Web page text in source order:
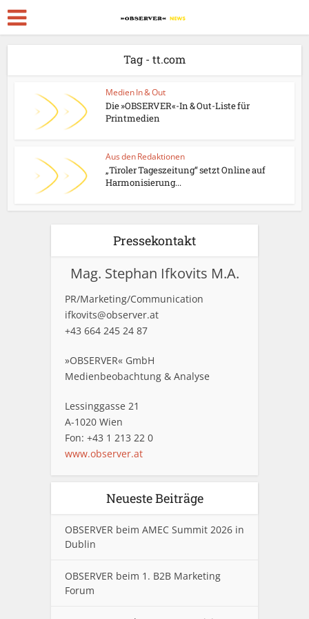
Tag - tt.com
Medien In & Out
Die »OBSERVER«-In & Out-Liste für
Printmedien
Aus den Redaktionen
„Tiroler Tageszeitung“ setzt Online auf
Harmonisierung...
Pressekontakt
Mag. Stephan Ifkovits M.A.
PR/Marketing/Communication
ifkovits@observer.at
+43 664 245 24 87
»OBSERVER« GmbH
Medienbeobachtung & Analyse
Lessinggasse 21
A-1020 Wien
Fon: +43 1 213 22 0
www.observer.at
Neueste Beiträge
OBSERVER beim AMEC Summit 2026 in
Dublin
OBSERVER beim 1. B2B Marketing
Forum